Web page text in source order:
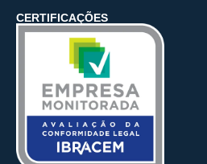
CERTIFICAÇÕES